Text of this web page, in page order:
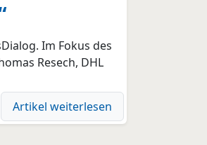
Im Fokus des
Resech, DHL
Artikel weiterlesen